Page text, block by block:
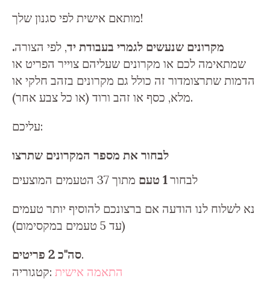
מותאם אישית לפי סגנון שלך!
.מקרונים שנעשים לגמרי בעבודת יד, לפי הצורה
שמתאימה לכם או מקרונים שעליהם צוייר הפריט או
הדמות שתרצומדור זה כולל גם מקרונים בזהב חלקי או
מלא, כסף או זהב ורוד (או כל צבע אחר).
עליכם:
לבחור את מספר המקרונים שתרצו
לבחור1 טעם
מתוך 37 הטעמים המוצעים
נא לשלוח לנו הודעה אם ברצונכם להוסיף יותר טעמים
(עד 5 טעמים במקסימום)
סה"כ 2 פריטים.
קטגוריה: התאמה אישית